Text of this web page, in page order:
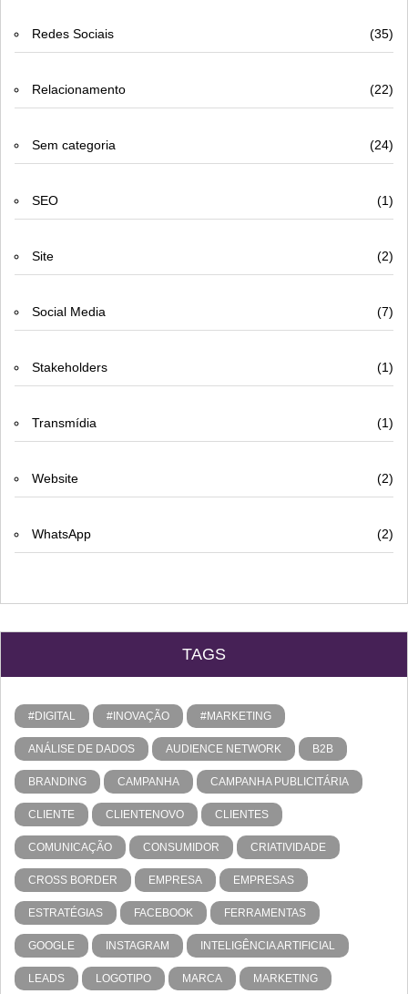
Redes Sociais (35)
Relacionamento (22)
Sem categoria (24)
SEO (1)
Site (2)
Social Media (7)
Stakeholders (1)
Transmídia (1)
Website (2)
WhatsApp (2)
TAGS
#DIGITAL #INOVAÇÃO #MARKETING
ANÁLISE DE DADOS AUDIENCE NETWORK B2B
BRANDING CAMPANHA CAMPANHA PUBLICITÁRIA
CLIENTE CLIENTENOVO CLIENTES
COMUNICAÇÃO CONSUMIDOR CRIATIVIDADE
CROSS BORDER EMPRESA EMPRESAS
ESTRATÉGIAS FACEBOOK FERRAMENTAS
GOOGLE INSTAGRAM INTELIGÊNCIA ARTIFICIAL
LEADS LOGOTIPO MARCA MARKETING